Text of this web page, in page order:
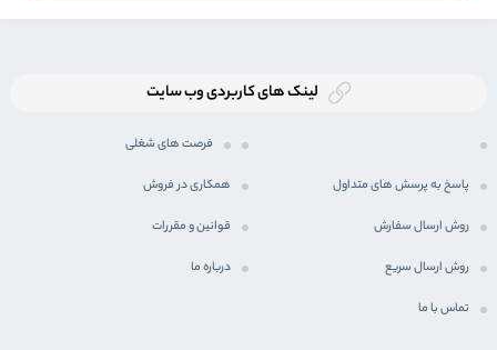
لینک های کاربردی وب سایت
فرصت های شغلی
پاسخ به پرسش های متداول همکاری در فروش
روش ارسال سفارش قوانین و مقررات
روش ارسال سریع درباره ما
تماس با ما